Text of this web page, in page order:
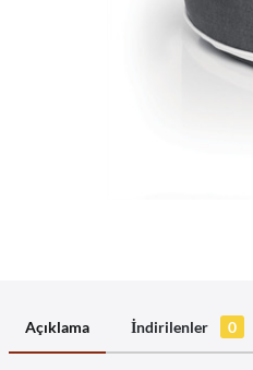
Açıklama İndirilenler 0